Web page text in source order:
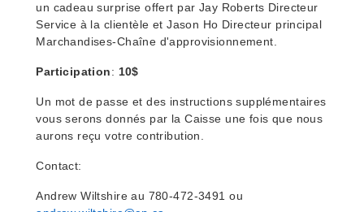
un cadeau surprise offert par Jay Roberts Directeur
Service à la clientèle et Jason Ho Directeur principal
Marchandises-Chaîne d'approvisionnement.
Participation: 10$
Un mot de passe et des instructions supplémentaires
vous serons donnés par la Caisse une fois que nous
aurons reçu votre contribution.
Contact:
Andrew Wiltshire au 780-472-3491 ou